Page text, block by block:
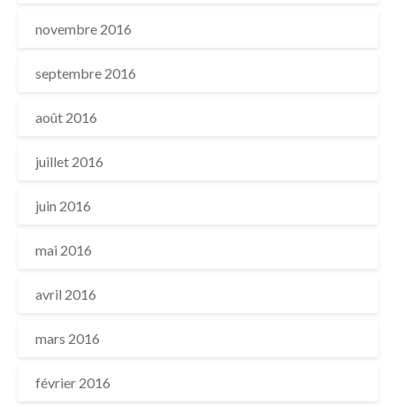
novembre 2016
septembre 2016
août 2016
juillet 2016
juin 2016
mai 2016
avril 2016
mars 2016
février 2016